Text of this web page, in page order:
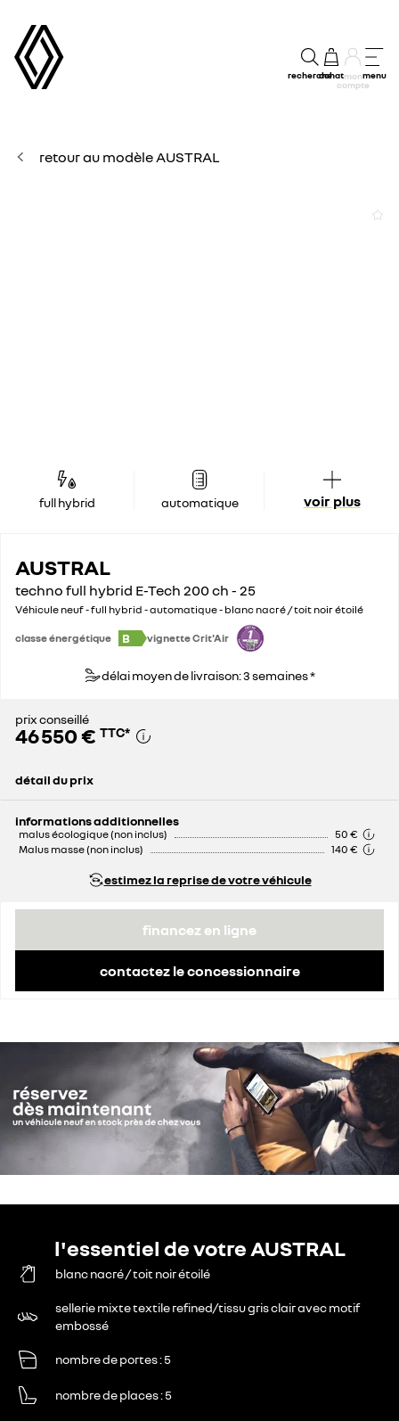
rechercheachatmon
compte
menu
retour au modèle AUSTRAL
full hybrid automatique voir plus
AUSTRAL
techno full hybrid E-Tech 200 ch - 25
Véhicule neuf - full hybrid - automatique - blanc nacré / toit noir étoilé
classe énergétique B vignette Crit'Air
délai moyen de livraison: 3 semaines *
prix conseillé
46 550 € TTC*
détail du prix
informations additionnelles
malus écologique (non inclus)
50 €
Malus masse (non inclus)
140 €
estimez la reprise de votre véhicule
financez en ligne
contactez le concessionnaire
l'essentiel de votre AUSTRAL
blanc nacré / toit noir étoilé
sellerie mixte textile refined/tissu gris clair avec motif
embossé
nombre de portes 5
nombre de places 5